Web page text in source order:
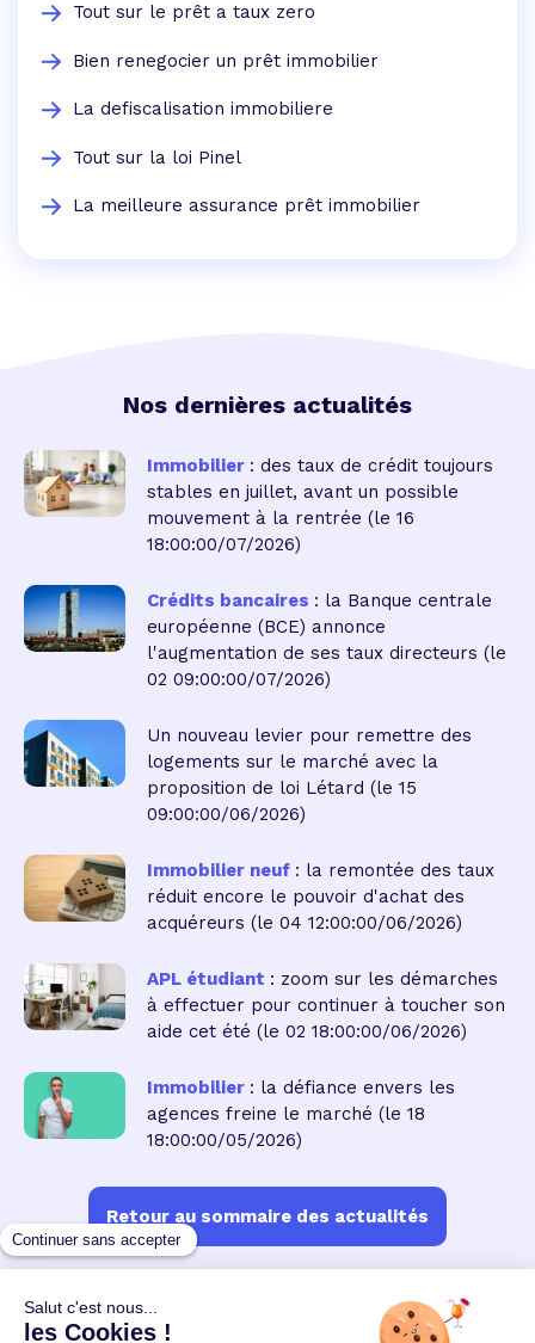
Tout sur le prêt a taux zero
Bien renegocier un prêt immobilier
La defiscalisation immobiliere
Tout sur la loi Pinel
La meilleure assurance prêt immobilier
Nos dernières actualités
Immobilier : des taux de crédit toujours
stables en juillet, avant un possible
mouvement à la rentrée (le 16
18:00:00/07/2026)
Crédits bancaires : la Banque centrale
européenne (BCE) annonce
l'augmentation de ses taux directeurs (le
02 09:00:00/07/2026)
Un nouveau levier pour remettre des
logements sur le marché avec la
proposition de loi Létard (le 15
09:00:00/06/2026)
Immobilier neuf : la remontée des taux
réduit encore le pouvoir d'achat des
acquéreurs (le 04 12:00:00/06/2026)
APL étudiant : zoom sur les démarches
à effectuer pour continuer à toucher son
aide cet été (le 02 18:00:00/06/2026)
Immobilier : la défiance envers les
agences freine le marché (le 18
18:00:00/05/2026)
Retour au sommaire des actualités